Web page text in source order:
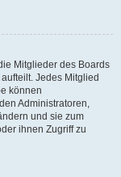
Mitglieder des Boards
Jedes Mitglied
können
Administratoren,
und sie zum
ihnen Zugriff zu